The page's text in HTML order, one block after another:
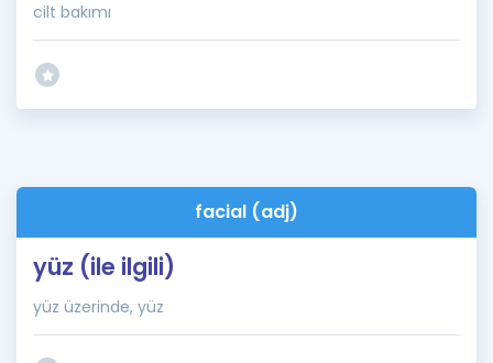
İngilizce Gramer
cilt bakımı
facial (adj)
yüz (ile ilgili)
yüz üzerinde, yüz